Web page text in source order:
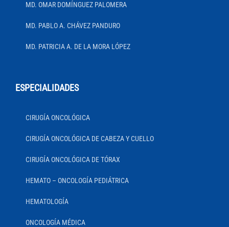
MD. OMAR DOMÍNGUEZ PALOMERA
MD. PABLO A. CHÁVEZ PANDURO
MD. PATRICIA A. DE LA MORA LÓPEZ
ESPECIALIDADES
CIRUGÍA ONCOLÓGICA
CIRUGÍA ONCOLÓGICA DE CABEZA Y CUELLO
CIRUGÍA ONCOLÓGICA DE TÓRAX
HEMATO – ONCOLOGÍA PEDIÁTRICA
HEMATOLOGÍA
ONCOLOGÍA MÉDICA